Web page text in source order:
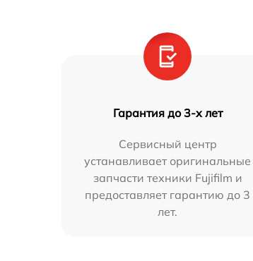
Гарантия до 3-х лет
Сервисный центр
устанавливает оригинальные
запчасти техники Fujifilm и
предоставляет гарантию до 3
лет.